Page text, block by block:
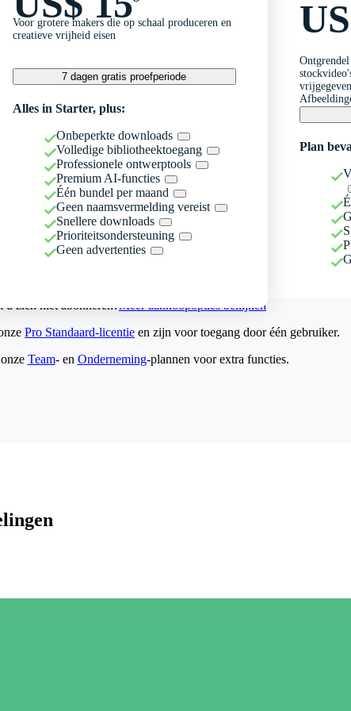
Voor grotere makers die op schaal produceren en
creatieve vrijheid eisen
7 dagen gratis proefperiode
Alles in Starter, plus:
Onbeperkte downloads
Volledige bibliotheektoegang
Professionele ontwerptools
Premium AI-functies
Één bundel per maand
Geen naamsvermelding vereist
Snellere downloads
Prioriteitsondersteuning
Geen advertenties
Plan
u zich niet abonneren?Meer aankoopopties bekijken
Pro Standaard-licentie en zijn voor toegang door één gebruiker.
Team- en Onderneming-plannen voor extra functies.